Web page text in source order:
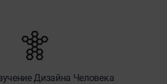
Дизайна Человека